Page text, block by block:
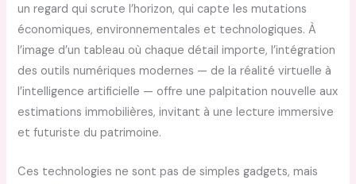
un regard qui scrute l’horizon, qui capte les mutations
économiques, environnementales et technologiques. À
l’image d’un tableau où chaque détail importe, l’intégration
des outils numériques modernes — de la réalité virtuelle à
l’intelligence artificielle — offre une palpitation nouvelle aux
estimations immobilières, invitant à une lecture immersive
et futuriste du patrimoine.
Ces technologies ne sont pas de simples gadgets, mais